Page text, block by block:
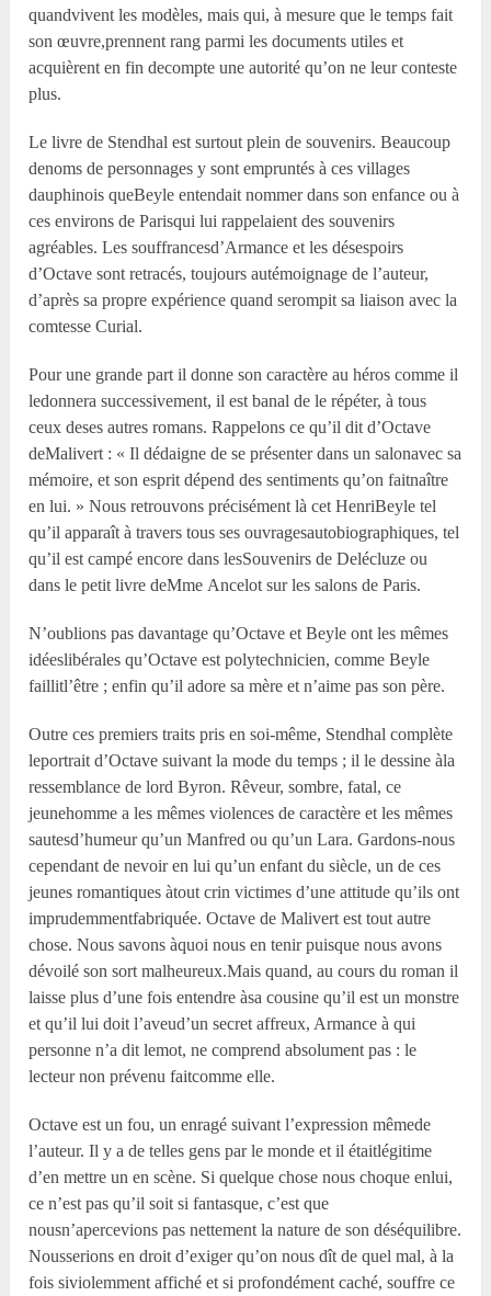
quandvivent les modèles, mais qui, à mesure que le temps fait
son œuvre,prennent rang parmi les documents utiles et
acquièrent en fin decompte une autorité qu’on ne leur conteste
plus.
Le livre de Stendhal est surtout plein de souvenirs. Beaucoup
denoms de personnages y sont empruntés à ces villages
dauphinois queBeyle entendait nommer dans son enfance ou à
ces environs de Parisqui lui rappelaient des souvenirs
agréables. Les souffrancesd’Armance et les désespoirs
d’Octave sont retracés, toujours autémoignage de l’auteur,
d’après sa propre expérience quand serompit sa liaison avec la
comtesse Curial.
Pour une grande part il donne son caractère au héros comme il
ledonnera successivement, il est banal de le répéter, à tous
ceux deses autres romans. Rappelons ce qu’il dit d’Octave
deMalivert : « Il dédaigne de se présenter dans un salonavec sa
mémoire, et son esprit dépend des sentiments qu’on faitnaître
en lui. » Nous retrouvons précisément là cet HenriBeyle tel
qu’il apparaît à travers tous ses ouvragesautobiographiques, tel
qu’il est campé encore dans lesSouvenirs de Delécluze ou
dans le petit livre deMme Ancelot sur les salons de Paris.
N’oublions pas davantage qu’Octave et Beyle ont les mêmes
idéeslibérales qu’Octave est polytechnicien, comme Beyle
faillitl’être ; enfin qu’il adore sa mère et n’aime pas son père.
Outre ces premiers traits pris en soi-même, Stendhal complète
leportrait d’Octave suivant la mode du temps ; il le dessine àla
ressemblance de lord Byron. Rêveur, sombre, fatal, ce
jeunehomme a les mêmes violences de caractère et les mêmes
sautesd’humeur qu’un Manfred ou qu’un Lara. Gardons-nous
cependant de nevoir en lui qu’un enfant du siècle, un de ces
jeunes romantiques àtout crin victimes d’une attitude qu’ils ont
imprudemmentfabriquée. Octave de Malivert est tout autre
chose. Nous savons àquoi nous en tenir puisque nous avons
dévoilé son sort malheureux.Mais quand, au cours du roman il
laisse plus d’une fois entendre àsa cousine qu’il est un monstre
et qu’il lui doit l’aveud’un secret affreux, Armance à qui
personne n’a dit lemot, ne comprend absolument pas : le
lecteur non prévenu faitcomme elle.
Octave est un fou, un enragé suivant l’expression mêmede
l’auteur. Il y a de telles gens par le monde et il étaitlégitime
d’en mettre un en scène. Si quelque chose nous choque enlui,
ce n’est pas qu’il soit si fantasque, c’est que
nousn’apercevions pas nettement la nature de son déséquilibre.
Nousserions en droit d’exiger qu’on nous dît de quel mal, à la
fois siviolemment affiché et si profondément caché, souffre ce